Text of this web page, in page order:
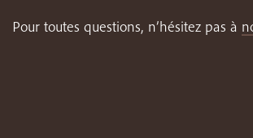
Pour toutes questions, n’hésitez pas à